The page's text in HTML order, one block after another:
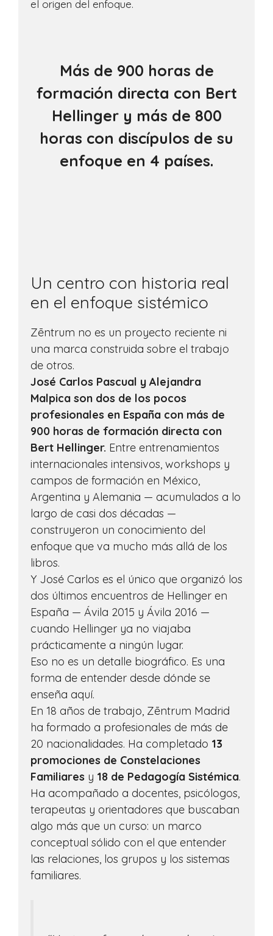
el origen del enfoque.
Más de 900 horas de
formación directa con Bert
Hellinger y más de 800
horas con discípulos de su
enfoque en 4 países.
Un centro con historia real
en el enfoque sistémico
Zēntrum no es un proyecto reciente ni
una marca construida sobre el trabajo
de otros.
José Carlos Pascual y Alejandra
Malpica son dos de los pocos
profesionales en España con más de
900 horas de formación directa con
Bert Hellinger. Entre entrenamientos
internacionales intensivos, workshops y
campos de formación en México,
Argentina y Alemania — acumulados a lo
largo de casi dos décadas —
construyeron un conocimiento del
enfoque que va mucho más allá de los
libros.
Y José Carlos es el único que organizó los
dos últimos encuentros de Hellinger en
España — Ávila 2015 y Ávila 2016 —
cuando Hellinger ya no viajaba
prácticamente a ningún lugar.
Eso no es un detalle biográfico. Es una
forma de entender desde dónde se
enseña aquí.
En 18 años de trabajo, Zēntrum Madrid
ha formado a profesionales de más de
20 nacionalidades. Ha completado 13
promociones de Constelaciones
Familiares y 18 de Pedagogía Sistémica.
Ha acompañado a docentes, psicólogos,
terapeutas y orientadores que buscaban
algo más que un curso: un marco
conceptual sólido con el que entender
las relaciones, los grupos y los sistemas
familiares.